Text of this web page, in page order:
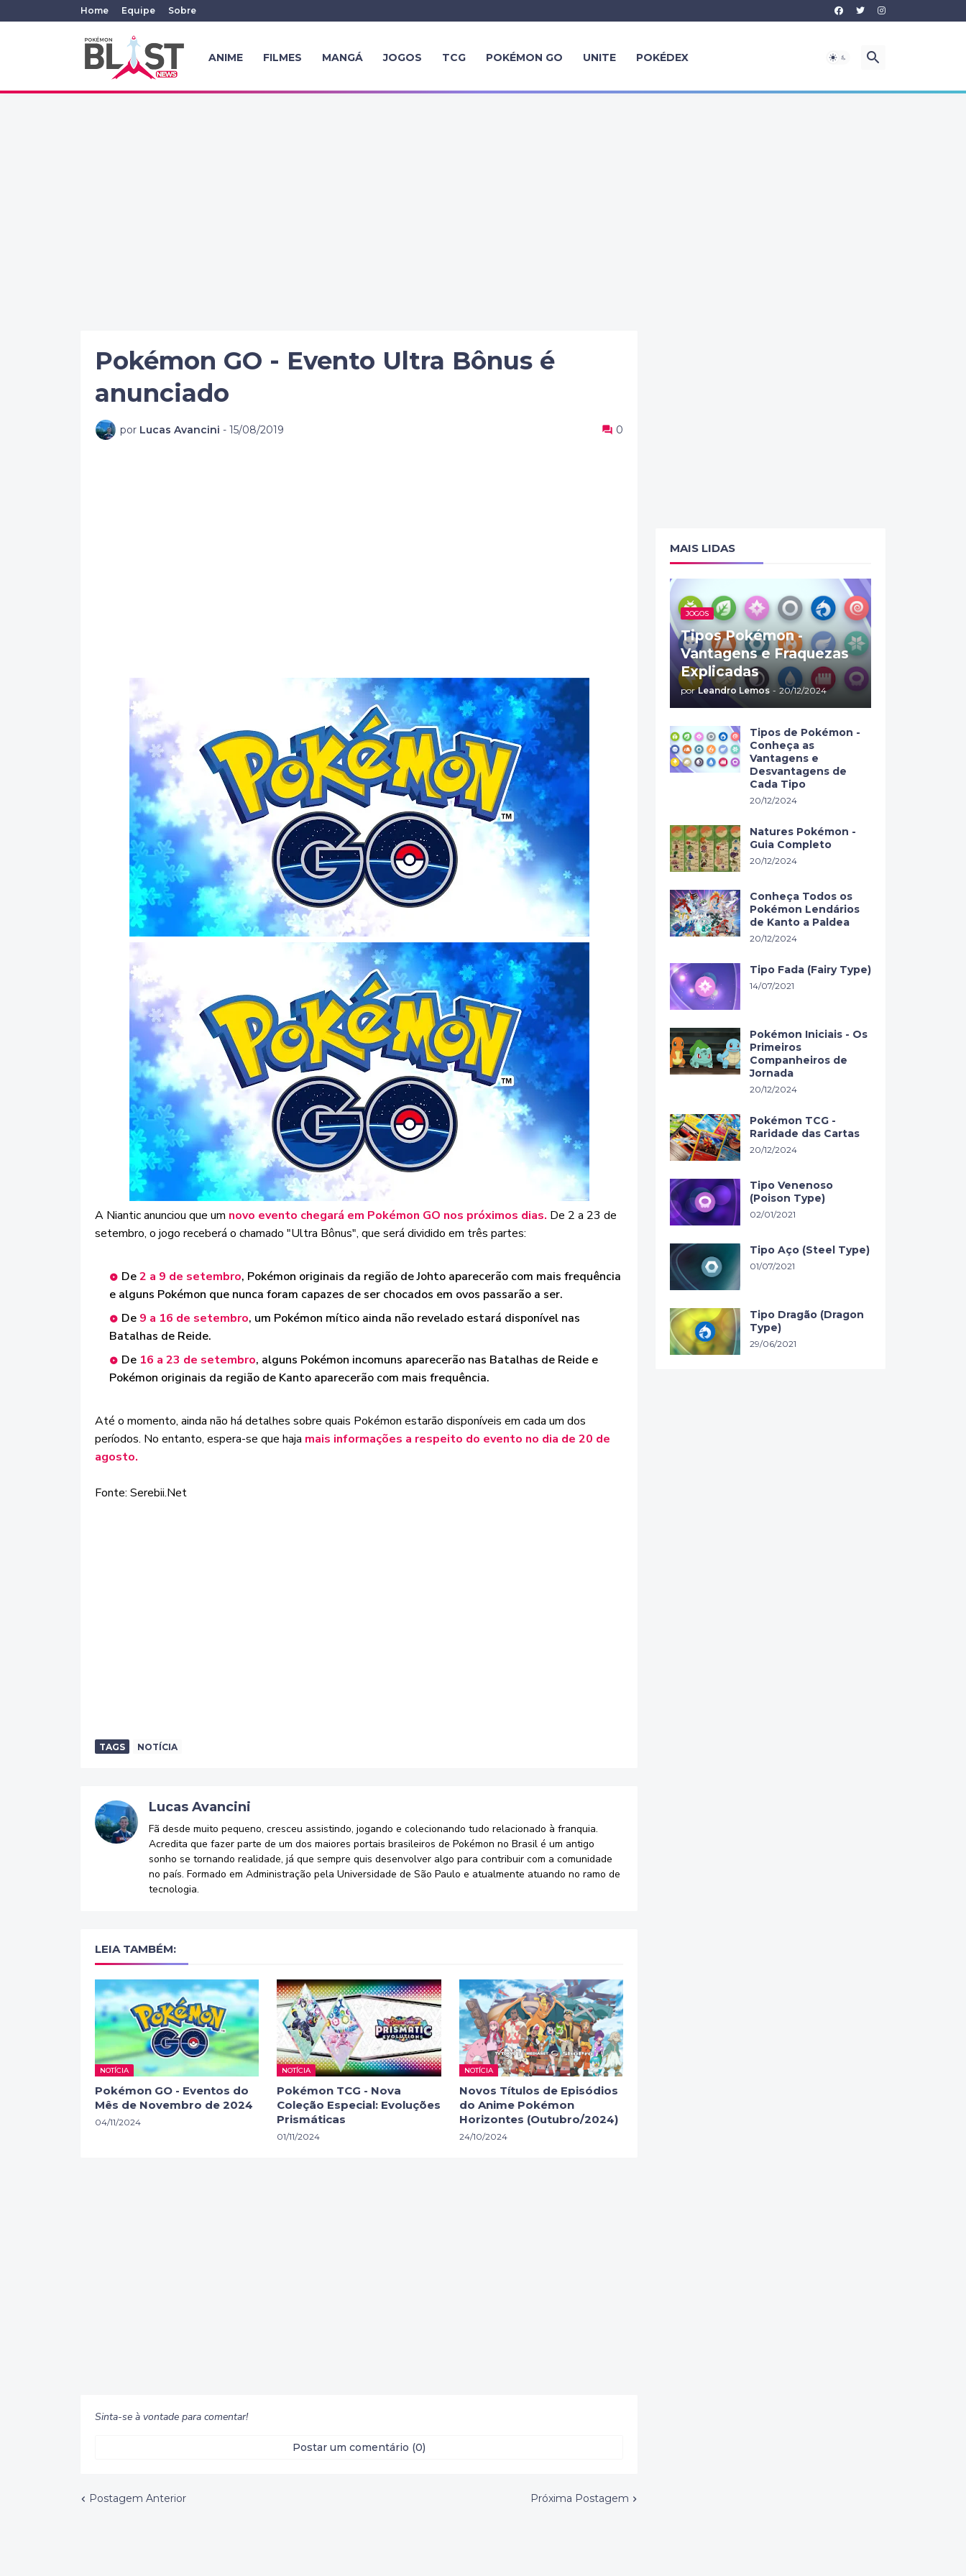
Home Equipe Sobre
ANIME FILMES MANGÁ JOGOS TCG POKÉMON GO UNITE POKÉDEX
Pokémon GO - Evento Ultra Bônus é
anunciado
por Lucas Avancini - 15/08/2019 0
A Niantic anunciou que um novo evento chegará em Pokémon GO nos próximos dias. De 2 a 23 de
setembro, o jogo receberá o chamado "Ultra Bônus", que será dividido em três partes:
De2 a 9 de setembro, Pokémon originais da região de Johto aparecerão com mais frequência
e alguns Pokémon que nunca foram capazes de ser chocados em ovos passarão a ser.
De 9 a 16 de setembro, um Pokémon mítico ainda não revelado estará disponível nas
Batalhas de Reide.
De 16 a 23 de setembro, alguns Pokémon incomuns aparecerão nas Batalhas de Reide e
Pokémon originais da região de Kanto aparecerão com mais frequência.
Até o momento, ainda não há detalhes sobre quais Pokémon estarão disponíveis em cada um dos
períodos. No entanto, espera-se que haja mais informações a respeito do evento no dia de 20 de
agosto.
Fonte: Serebii.Net
TAGS NOTÍCIA
Lucas Avancini
Fã desde muito pequeno, cresceu assistindo, jogando e colecionando tudo relacionado à franquia.
Acredita que fazer parte de um dos maiores portais brasileiros de Pokémon no Brasil é um antigo
sonho se tornando realidade, já que sempre quis desenvolver algo para contribuir com a comunidade
no país. Formado em Administração pela Universidade de São Paulo e atualmente atuando no ramo de
tecnologia.
LEIA TAMBÉM:
NOTÍCIA
Pokémon GO - Eventos do
Mês de Novembro de 2024
04/11/2024
NOTÍCIA
Pokémon TCG - Nova
Coleção Especial: Evoluções
Prismáticas
01/11/2024
NOTÍCIA
Novos Títulos de Episódios
do Anime Pokémon
Horizontes (Outubro/2024)
24/10/2024
Sinta-se à vontade para comentar!
Postar um comentário (0)
Postagem Anterior Próxima Postagem
MAIS LIDAS
JOGOS
Tipos Pokémon -
Vantagens e Fraquezas
Explicadas
por Leandro Lemos - 20/12/2024
Tipos de Pokémon -
Conheça as
Vantagens e
Desvantagens de
Cada Tipo
20/12/2024
Natures Pokémon -
Guia Completo
20/12/2024
Conheça Todos os
Pokémon Lendários
de Kanto a Paldea
20/12/2024
Tipo Fada (Fairy Type)
14/07/2021
Pokémon Iniciais - Os
Primeiros
Companheiros de
Jornada
20/12/2024
Pokémon TCG -
Raridade das Cartas
20/12/2024
Tipo Venenoso
(Poison Type)
02/01/2021
Tipo Aço (Steel Type)
01/07/2021
Tipo Dragão (Dragon
Type)
29/06/2021